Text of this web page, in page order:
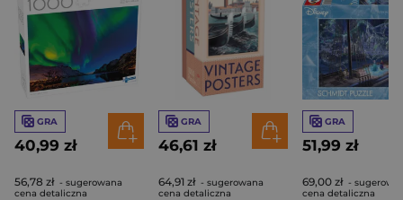
GRA
40,99 zł
56,78 zł - sugerowana
cena detaliczna
GRA
46,61 zł
64,91 zł - sugerowana
cena detaliczna
GRA
51,99 zł
69,00 zł -
cena detaliczna